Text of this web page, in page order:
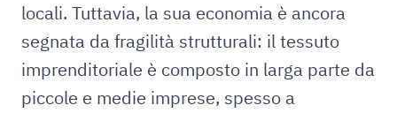
locali. Tuttavia, la sua economia è ancora
segnata da fragilità strutturali: il tessuto
imprenditoriale è composto in larga parte da
piccole e medie imprese, spesso a